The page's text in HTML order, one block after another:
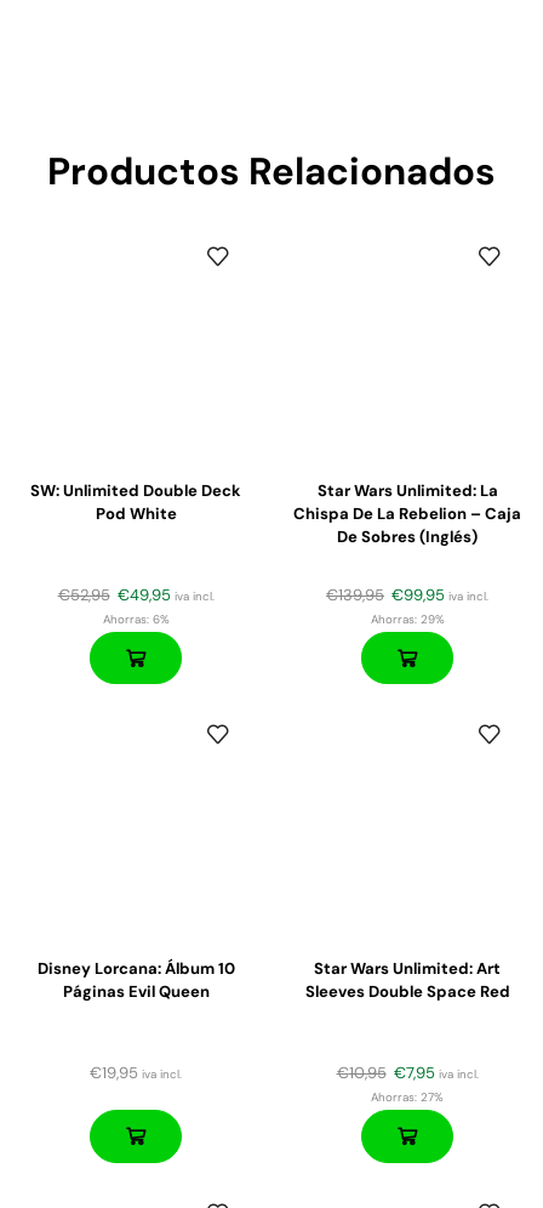
Productos Relacionados
SW: Unlimited Double Deck
Pod White
€52,95 €49,95 iva incl.
Ahorras:6%
Star Wars Unlimited: La
Chispa De La Rebelion – Caja
De Sobres (inglés)
€139,95 €99,95 iva incl.
Ahorras:29%
Disney Lorcana: Álbum 10
Páginas Evil Queen
€19,95 iva incl.
Star Wars Unlimited: Art
Sleeves Double Space Red
€10,95 €7,95 iva incl.
Ahorras: 27%